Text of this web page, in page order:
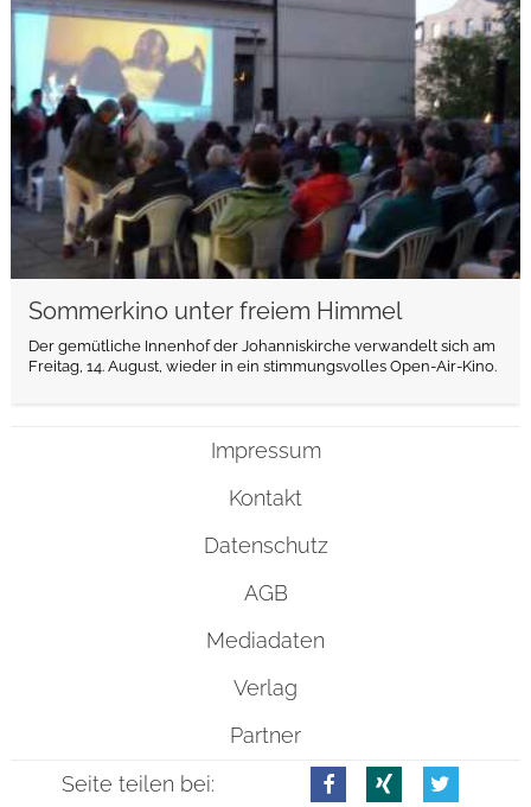
Sommerkino unter freiem Himmel
Der gemütliche Innenhof der Johanniskirche verwandelt sich am
Freitag, 14. August, wieder in ein stimmungsvolles Open-Air-Kino.
Impressum
Kontakt
Datenschutz
AGB
Mediadaten
Verlag
Partner
Seite teilen bei: